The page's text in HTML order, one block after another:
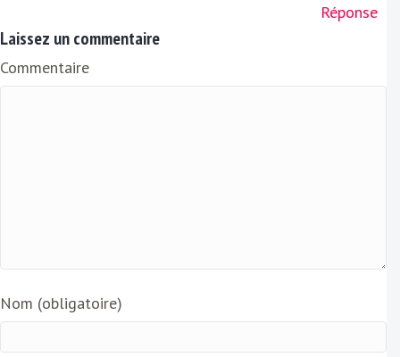
Réponse
Laissez un commentaire
Commentaire
Nom (obligatoire)